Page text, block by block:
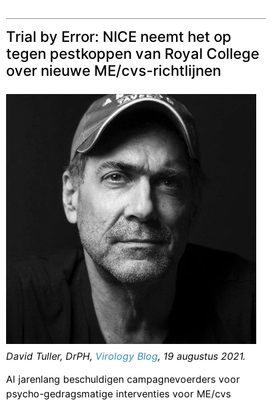
Trial by Error: NICE neemt het op
tegen pestkoppen van Royal College
over nieuwe ME/cvs-richtlijnen
David Tuller, DrPH, Virology Blog, 19 augustus 2021.
Al jarenlang beschuldigen campagnevoerders voor
psycho-gedragsmatige interventies voor ME/cvs